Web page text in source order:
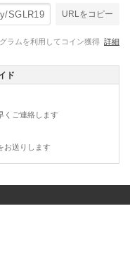
URLをコピー
ラムを利用してコイン獲得 詳細
ド
くご連絡します
お送りします